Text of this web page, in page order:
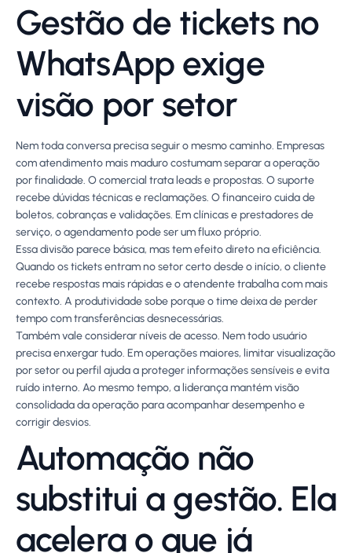
Gestão de tickets no
WhatsApp exige
visão por setor
Nem toda conversa precisa seguir o mesmo caminho. Empresas
com atendimento mais maduro costumam separar a operação
por finalidade. O comercial trata leads e propostas. O suporte
recebe dúvidas técnicas e reclamações. O financeiro cuida de
boletos, cobranças e validações. Em clínicas e prestadores de
serviço, o agendamento pode ser um fluxo próprio.
Essa divisão parece básica, mas tem efeito direto na eficiência.
Quando os tickets entram no setor certo desde o início, o cliente
recebe respostas mais rápidas e o atendente trabalha com mais
contexto. A produtividade sobe porque o time deixa de perder
tempo com transferências desnecessárias.
Também vale considerar níveis de acesso. Nem todo usuário
precisa enxergar tudo. Em operações maiores, limitar visualização
por setor ou perfil ajuda a proteger informações sensíveis e evita
ruído interno. Ao mesmo tempo, a liderança mantém visão
consolidada da operação para acompanhar desempenho e
corrigir desvios.
Automação não
substitui a gestão. Ela
acelera o que já